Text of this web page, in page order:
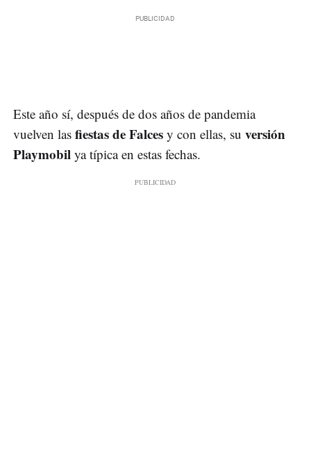
Este año sí, después de dos años de pandemia
vuelven las fiestas de Falces y con ellas, su versión
Playmobil ya típica en estas fechas.